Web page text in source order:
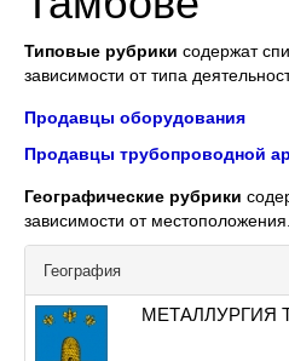
Типовые рубрики содержат
зависимости от типа
Продавцы оборудования
Продавцы трубопроводной
Географические рубрики
зависимости от местоположения.
География
МЕТАЛЛУРГИЯ